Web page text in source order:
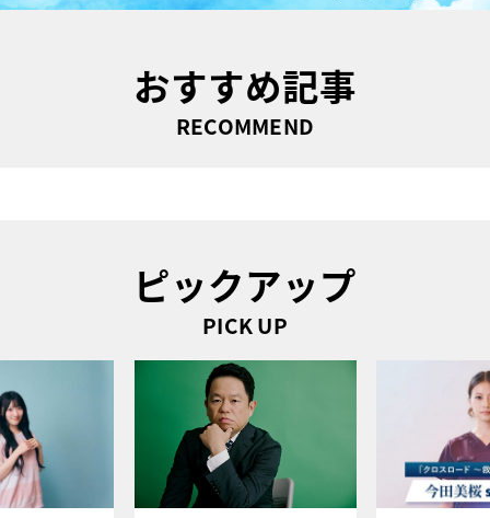
おすすめ記事
RECOMMEND
ピックアップ
PICK UP